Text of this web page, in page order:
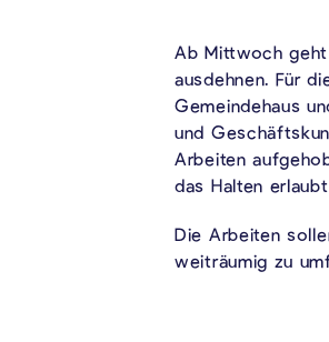
Ab Mittwoch
ausdehnen. Für
Gemeindehaus
und
Arbeiten
das Halten
Die Arbeiten
weiträumig zu